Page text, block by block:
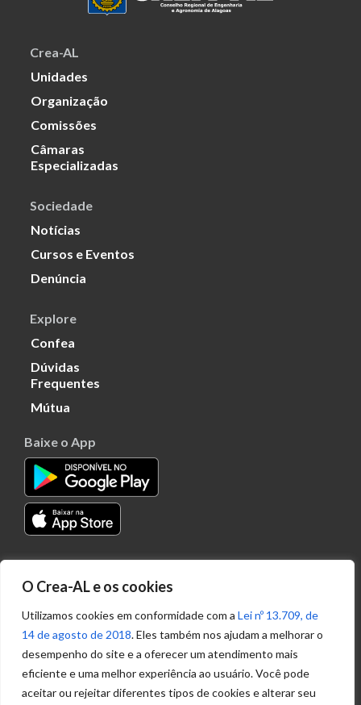
O Crea-AL e os cookies
Utilizamos cookies em conformidade com a Lei nº 13.709, de
14 de agosto de 2018. Eles também nos ajudam a melhorar o
desempenho do site e a oferecer um atendimento mais
eficiente e uma melhor experiência ao usuário. Você pode
aceitar ou rejeitar diferentes tipos de cookies e alterar seu
Crea-AL
Unidades
Organização
Comissões
Câmaras
Especializadas
Sociedade
Notícias
Cursos e Eventos
Denúncia
Explore
Confea
Dúvidas
Frequentes
Mútua
Baixe o App
Transparência
Portal
Acesso à
Informação
Política de
Privacidade de